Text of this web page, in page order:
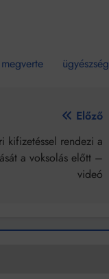
megverte ügyészség
Előző
kifizetéssel rendezi a
a voksolás előtt –
videó